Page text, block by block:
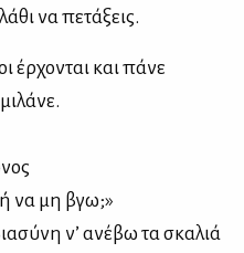
να πετάξεις.
έρχονται και πάνε
να μη βγω;»
ν’ ανέβω τα σκαλιά